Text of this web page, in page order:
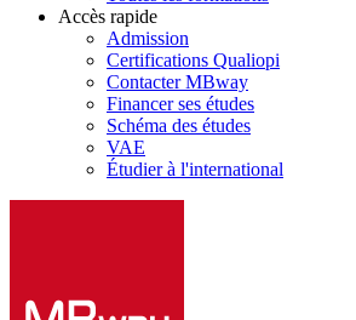
Accès rapide
Admission
Certifications Qualiopi
Contacter MBway
Financer ses études
Schéma des études
VAE
Étudier à l'international